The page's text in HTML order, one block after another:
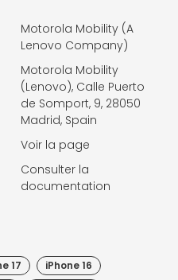
Motorola Mobility (A
Lenovo Company)
Motorola Mobility
(Lenovo), Calle Puerto
de Somport, 9, 28050
Madrid, Spain
Voir la page
Consulter la
documentation
17 iPhone 16